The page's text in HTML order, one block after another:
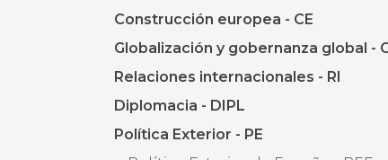
Construcción europea - CE
Globalización y gobernanza global -
Relaciones internacionales - RI
Diplomacia - DIPL
Política Exterior - PE